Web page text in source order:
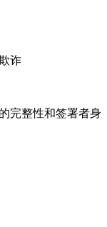
诈
完整性和签署者身